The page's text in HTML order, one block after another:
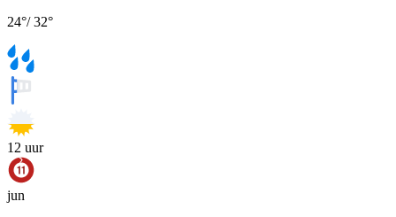
24°/32°
12 uur
jun